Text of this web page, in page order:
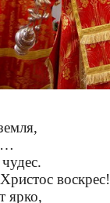
воскрес!
ярко,